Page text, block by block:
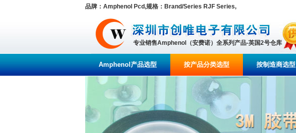
品牌：Amphenol Pcd,规格：Brand/Series RJF Series,
专业销售Amphenol（安费诺）全系列产品-英国2号仓库
Amphenol产品选型 按产品分类选型 按制造商选型